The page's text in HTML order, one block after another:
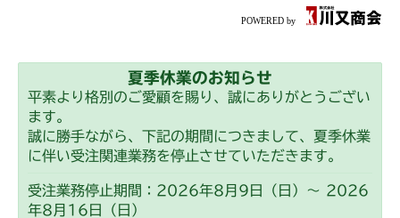
本体 FIG19 刈刃駆動
CMX2506RC
本体 FIG16 刈刃駆動
CMX2506YC/YCV/YCS
夏季休業のお知らせ
平素より格別のご愛顧を賜り、誠にありがとうござい
ます。
誠に勝手ながら、下記の期間につきまして、夏季休業
に伴い受注関連業務を停止させていただきます。
受注業務停止期間：2026年8月9日（日）～ 2026
年8月16日（日）